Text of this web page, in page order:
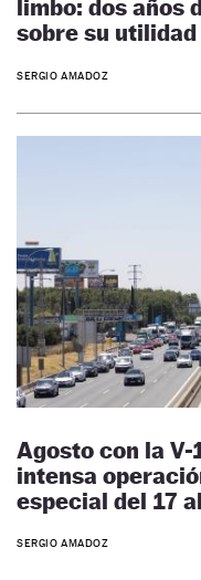
limbo: dos años
sobre su utilidad
SERGIO AMADOZ
Agosto con la V-
intensa
especial del 17
SERGIO AMADOZ